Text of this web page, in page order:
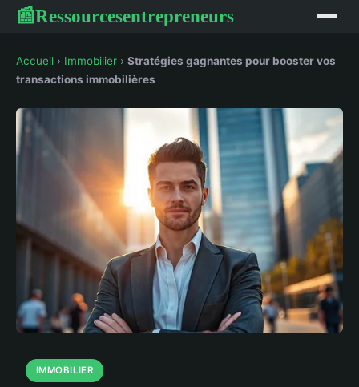
📰Ressourcesentrepreneurs
Accueil › Immobilier › Stratégies gagnantes pour booster vos
transactions immobilières
IMMOBILIER